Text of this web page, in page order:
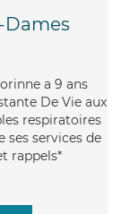
Dames
a 9 ans
De Vie aux
respiratoires
ses services de
rappels*